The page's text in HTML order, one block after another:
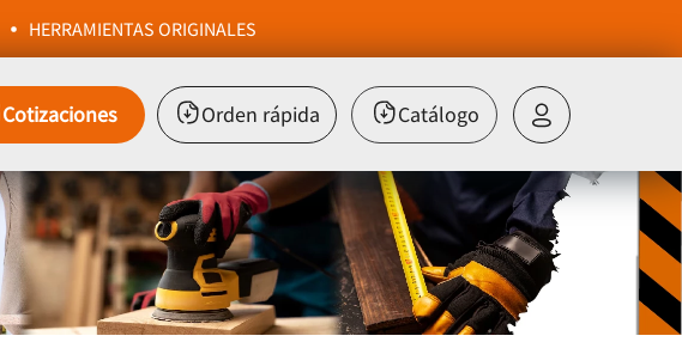
HERRAMIENTAS ORIGINALES
Cotizaciones Orden rápida Catálogo